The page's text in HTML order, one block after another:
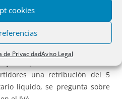
cookies
de PrivacidadAviso Legal
partidores a dos
una retribución del 5
líquido, se pregunta sobre